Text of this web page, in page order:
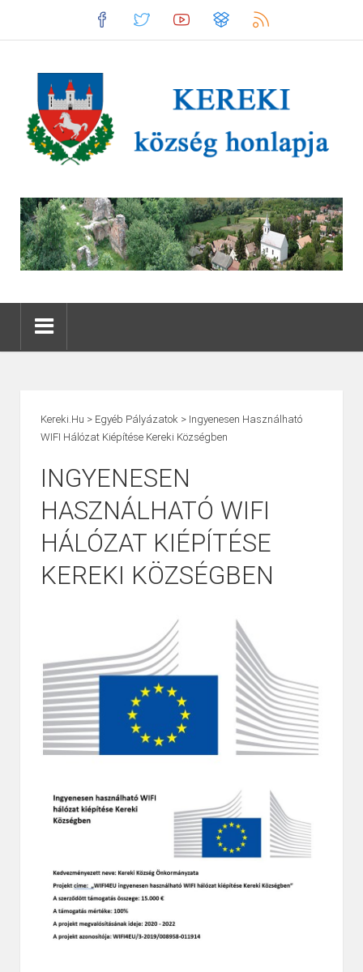
Kereki.hu > Egyéb Pályázatok > Ingyenesen Használható
WIFI Hálózat Kiépítése Kereki Községben
INGYENESEN
HASZNÁLHATÓ WIFI
HÁLÓZAT KIÉPÍTÉSE
KEREKI KÖZSÉGBEN